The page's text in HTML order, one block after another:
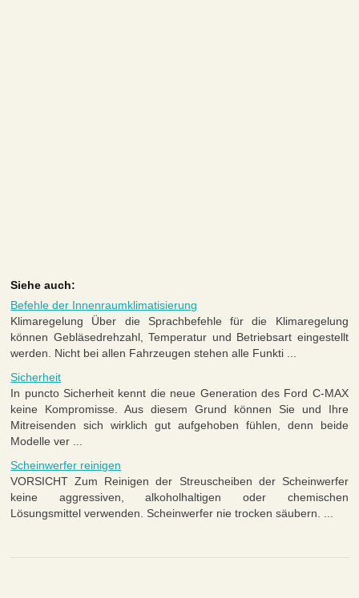
Siehe auch:
Befehle der Innenraumklimatisierung
Klimaregelung Über die Sprachbefehle für die Klimaregelung
können Gebläsedrehzahl, Temperatur und Betriebsart eingestellt
werden. Nicht bei allen Fahrzeugen stehen alle Funkti ...
Sicherheit
In puncto Sicherheit kennt die neue Generation des Ford C-MAX
keine Kompromisse. Aus diesem Grund können Sie und Ihre
Mitreisenden sich wirklich gut aufgehoben fühlen, denn beide
Modelle ver ...
Scheinwerfer reinigen
VORSICHT Zum Reinigen der Streuscheiben der Scheinwerfer
keine aggressiven, alkoholhaltigen oder chemischen
Lösungsmittel verwenden. Scheinwerfer nie trocken säubern. ...